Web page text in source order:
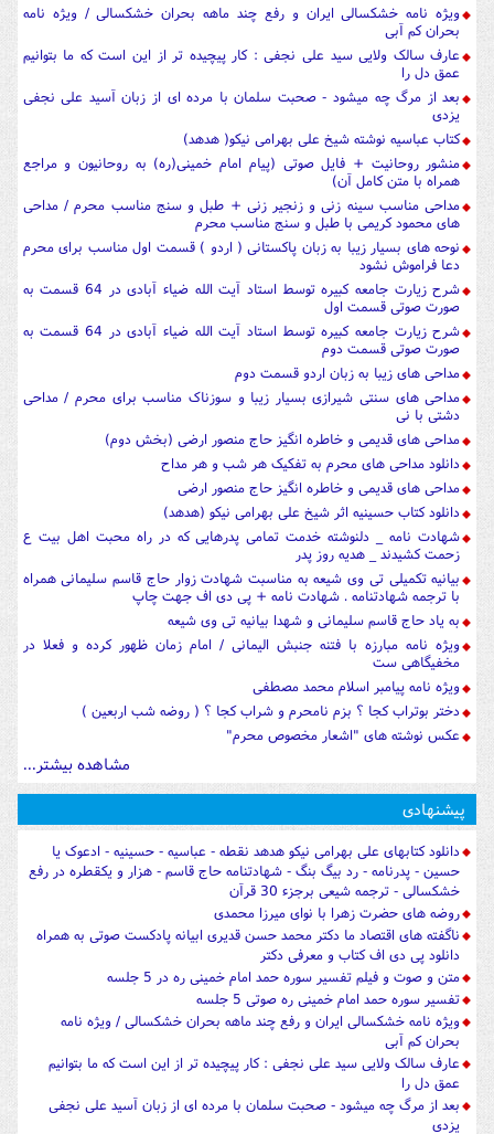
ویژه نامه خشکسالی ایران و رفع چند ماهه بحران خشکسالی / ویژه نامه
بحران کم آبی
عارف سالک ولایی سید علی نجفی : کار پیچیده تر از این است که ما بتوانیم
عمق دل را
بعد از مرگ چه میشود - صحبت سلمان با مرده ای از زبان آسید علی نجفی
یزدی
کتاب عباسیه نوشته شیخ علی بهرامی نیکو( هدهد)
منشور روحانیت + فایل صوتی (پیام امام خمینی(ره) به روحانیون و مراجع
همراه با متن کامل آن)
مداحی مناسب سینه زنی و زنجیر زنی + طبل و سنج مناسب محرم / مداحی
های محمود کریمی با طبل و سنج مناسب محرم
نوحه های بسیار زیبا به زبان پاکستانی ( اردو ) قسمت اول مناسب برای محرم
دعا فراموش نشود
شرح زیارت جامعه کبیره توسط استاد آیت الله ضیاء آبادی در 64 قسمت به
صورت صوتی قسمت اول
شرح زیارت جامعه کبیره توسط استاد آیت الله ضیاء آبادی در 64 قسمت به
صورت صوتی قسمت دوم
مداحی های زیبا به زبان اردو قسمت دوم
مداحی های سنتی شیرازی بسیار زیبا و سوزناک مناسب برای محرم / مداحی
دشتی با نی
مداحی های قدیمی و خاطره انگیز حاج منصور ارضی (بخش دوم)
دانلود مداحی های محرم به تفکیک هر شب و هر مداح
مداحی های قدیمی و خاطره انگیز حاج منصور ارضی
دانلود کتاب حسینیه اثر شیخ علی بهرامی نیکو (هدهد)
شهادت نامه _ دلنوشته خدمت تمامی پدرهایی که در راه محبت اهل بیت ع
زحمت کشیدند _ هدیه روز پدر
بیانیه تکمیلی تی وی شیعه به مناسبت شهادت زوار حاج قاسم سلیمانی همراه
با ترجمه شهادتنامه . شهادت نامه + پی دی اف جهت چاپ
به یاد حاج قاسم سلیمانی و شهدا بیانیه تی وی شیعه
ویژه نامه مبارزه با فتنه جنبش الیمانی / امام زمان ظهور کرده و فعلا در
مخفیگاهی ست
ویژه نامه پیامبر اسلام محمد مصطفی
دختر بوتراب کجا ؟ بزم نامحرم و شراب کجا ؟ ( روضه شب اربعین )
عکس نوشته های "اشعار مخصوص محرم"
مشاهده بیشتر...
پیشنهادی
دانلود کتابهای علی بهرامی نیکو هدهد نقطه - عباسیه - حسینیه - ادعوک یا
حسین - پدرنامه - رد بیگ بنگ - شهادتنامه حاج قاسم - هزار و یکقطره در رفع
خشکسالی - ترجمه شیعی برجزء 30 قرآن
روضه های حضرت زهرا با نوای میرزا محمدی
ناگفته های اقتصاد ما دکتر محمد حسن قدیری ابیانه پادکست صوتی به همراه
دانلود پی دی اف کتاب و معرفی دکتر
متن و صوت و فیلم تفسیر سوره حمد امام خمینی ره در 5 جلسه
تفسیر سوره حمد امام خمینی ره صوتی 5 جلسه
ویژه نامه خشکسالی ایران و رفع چند ماهه بحران خشکسالی / ویژه نامه
بحران کم آبی
عارف سالک ولایی سید علی نجفی : کار پیچیده تر از این است که ما بتوانیم
عمق دل را
بعد از مرگ چه میشود - صحبت سلمان با مرده ای از زبان آسید علی نجفی
یزدی